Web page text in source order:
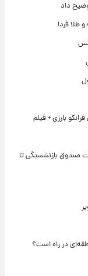
داد
طلا فردا
بارزی + فیلم
بازنشستگی تا
در راه است؟